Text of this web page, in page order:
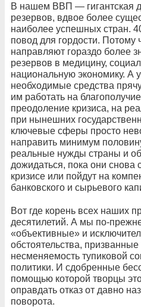
В нашем ВВП — гигантская
резервов, вдвое более
наиболее успешных стран.
повод для гордости. Потому
направляют гораздо более
резервов в медицину,
национальную экономику. А
необходимые средства
им работать на
преодоление кризиса, на
при нынешних
ключевые сферы просто
направить минимум
реальные нужды страны и
дожидаться, пока они снова
кризисе или пойдут на
банковского и сырьевого
Вот где корень всех наших
десятилетий. А мы по-
«объективные» и
обстоятельства, призванные
несменяемость тупиковой
политики. И сдобренные
помощью которой творцы
оправдать отказ от давно
поворота.